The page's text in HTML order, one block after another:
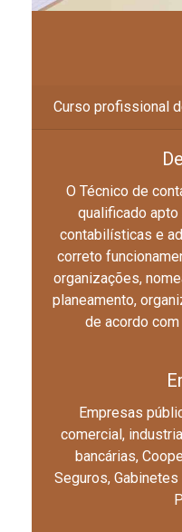
Curso profissional
O Técnico de
qualificado
contabilísticas e
correto
organizações,
planeamento,
de acordo
Empresas
comercial,
bancárias,
Seguros,